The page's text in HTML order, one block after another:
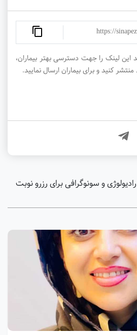
https://
این لینک را جهت دسترسی بهتر بیماران،
کنید و برای بیماران ارسال نمایید.
و سونوگرافی برای رزرو نوبت